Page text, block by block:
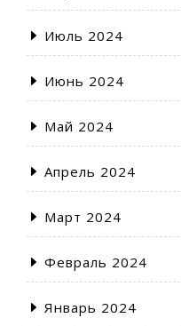
Июль 2024
Июнь 2024
Май 2024
Апрель 2024
Март 2024
Февраль 2024
Январь 2024